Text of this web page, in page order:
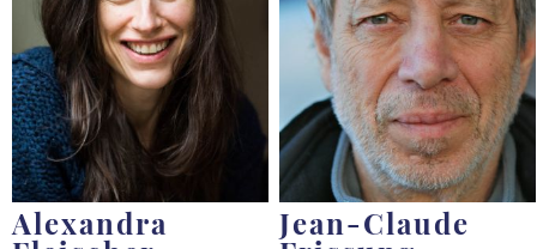
Alexandra Jean-Claude